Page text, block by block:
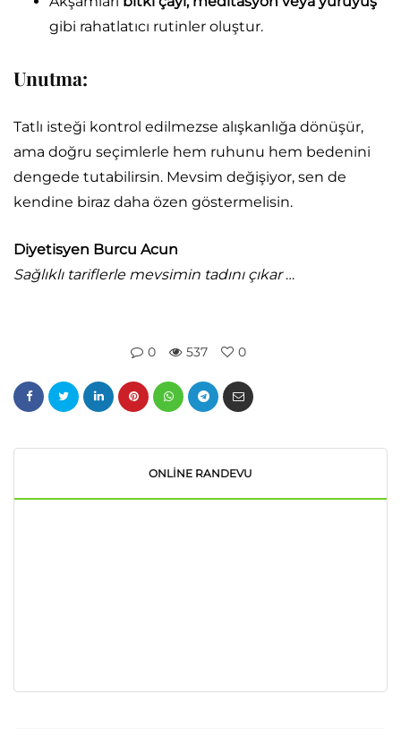
gibi rahatlatıcı rutinler oluştur.
Unutma:
Tatlı isteği kontrol edilmezse alışkanlığa dönüşür,
ama doğru seçimlerle hem ruhunu hem bedenini
dengede tutabilirsin. Mevsim değişiyor, sen de
kendine biraz daha özen göstermelisin.
Diyetisyen Burcu Acun
Sağlıklı tariflerle mevsimin tadını çıkar…
0 537 0
ONLINE RANDEVU